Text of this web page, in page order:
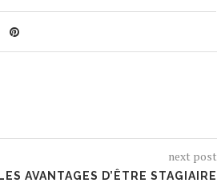
next post
LES AVANTAGES D’ÊTRE STAGIAIRE